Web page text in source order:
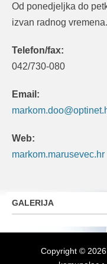
Od ponedjeljka do
izvan radnog vremena.
Telefon/fax:
042/730-080
Email:
Web:
markom.marusevec.hr
GALERIJA
Copyright © 2026